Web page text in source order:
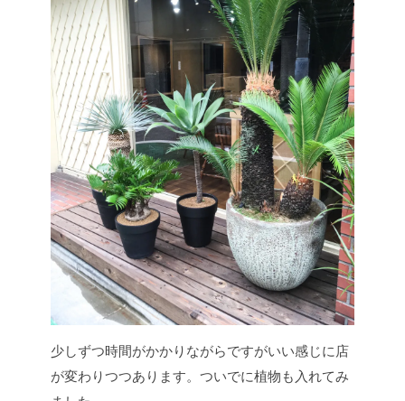
少しずつ時間がかかりながらですがいい感じに店
が変わりつつあります。ついでに植物も入れてみ